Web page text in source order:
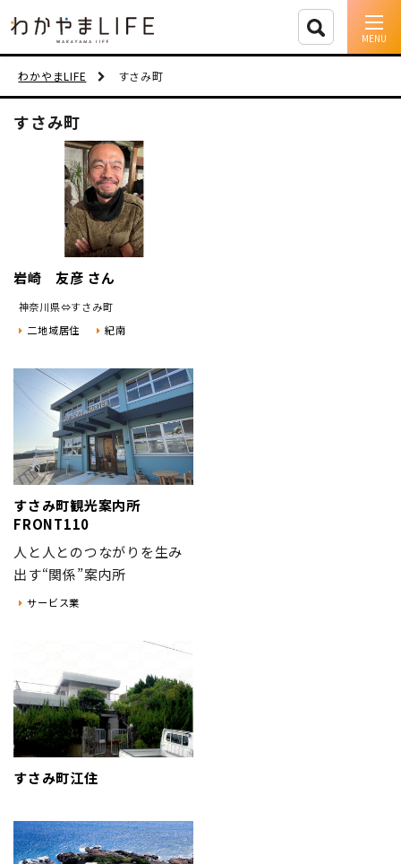
動画
地域おこし協力隊
わかやまLIFE すさみ町
すさみ町
岩崎 友彦 さん
神奈川県⇔すさみ町
二地域居住
紀南
すさみ町観光案内所
FRONT110
人と人とのつながりを生み
出す“関係”案内所
サービス業
すさみ町江住